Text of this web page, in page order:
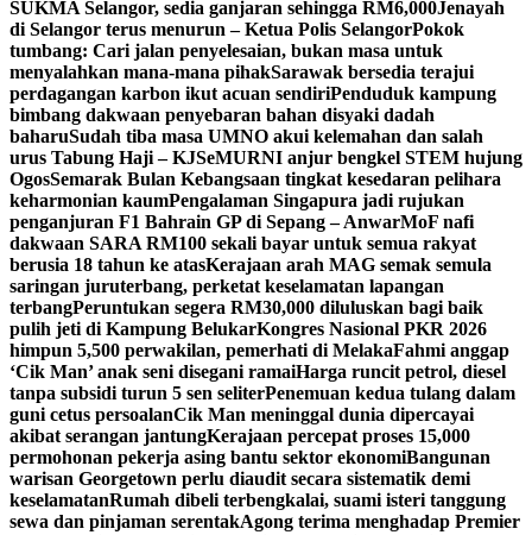
SUKMA Selangor, sedia ganjaran sehingga RM6,000Jenayah
di Selangor terus menurun – Ketua Polis SelangorPokok
tumbang: Cari jalan penyelesaian, bukan masa untuk
menyalahkan mana-mana pihakSarawak bersedia terajui
perdagangan karbon ikut acuan sendiriPenduduk kampung
bimbang dakwaan penyebaran bahan disyaki dadah
baharuSudah tiba masa UMNO akui kelemahan dan salah
urus Tabung Haji – KJSeMURNI anjur bengkel STEM hujung
OgosSemarak Bulan Kebangsaan tingkat kesedaran pelihara
keharmonian kaumPengalaman Singapura jadi rujukan
penganjuran F1 Bahrain GP di Sepang – AnwarMoF nafi
dakwaan SARA RM100 sekali bayar untuk semua rakyat
berusia 18 tahun ke atasKerajaan arah MAG semak semula
saringan juruterbang, perketat keselamatan lapangan
terbangPeruntukan segera RM30,000 diluluskan bagi baik
pulih jeti di Kampung BelukarKongres Nasional PKR 2026
himpun 5,500 perwakilan, pemerhati di MelakaFahmi anggap
‘Cik Man’ anak seni disegani ramaiHarga runcit petrol, diesel
tanpa subsidi turun 5 sen seliterPenemuan kedua tulang dalam
guni cetus persoalanCik Man meninggal dunia dipercayai
akibat serangan jantungKerajaan percepat proses 15,000
permohonan pekerja asing bantu sektor ekonomiBangunan
warisan Georgetown perlu diaudit secara sistematik demi
keselamatanRumah dibeli terbengkalai, suami isteri tanggung
sewa dan pinjaman serentakAgong terima menghadap Premier